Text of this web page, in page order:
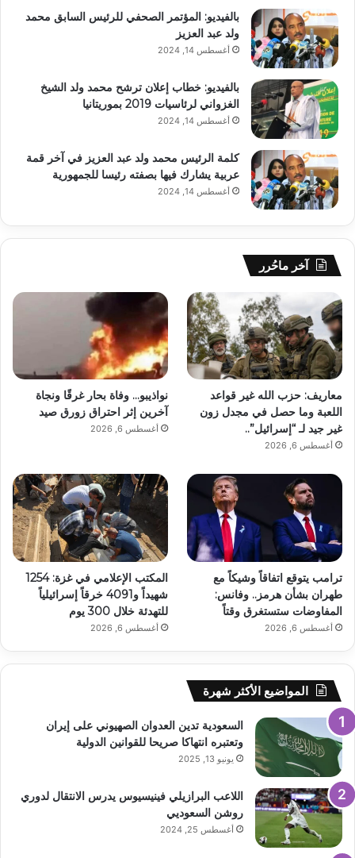
بالفيديو: المؤتمر الصحفي للرئيس السابق محمد
ولد عبد العزيز
أغسطس 14, 2024
بالفيديو: خطاب إعلان ترشح محمد ولد الشيخ
الغزواني لرئاسيات 2019 بموريتانيا
أغسطس 14, 2024
كلمة الرئيس محمد ولد عبد العزيز في آخر قمة
عربية يشارك فيها بصفته رئيسا للجمهورية
أغسطس 14, 2024
آخر ماحُرر
معاريف: حزب الله غير قواعد
اللعبة وما حصل في مجدل زون
غير جيد لـ “إسرائيل”..
أغسطس 6, 2026
نواذيبو… وفاة بحار غرقًا ونجاة
آخرين إثر احتراق زورق صيد
أغسطس 6, 2026
ترامب يتوقع اتفاقاً وشيكاً مع
طهران بشأن هرمز.. وفانس:
المفاوضات ستستغرق وقتاً
أغسطس 6, 2026
المكتب الإعلامي في غزة: 1254
شهيداً و4091 خرقاً إسرائيلياً
للتهدئة خلال 300 يوم
أغسطس 6, 2026
المواضيع الأكثر شهرة
السعودية تدين العدوان الصهيوني على إيران
وتعتبره انتهاكا صريحا للقوانين الدولية
يونيو 13, 2025
اللاعب البرازيلي فينيسيوس يدرس الانتقال لدوري
روشن السعوديي
أغسطس 25, 2024